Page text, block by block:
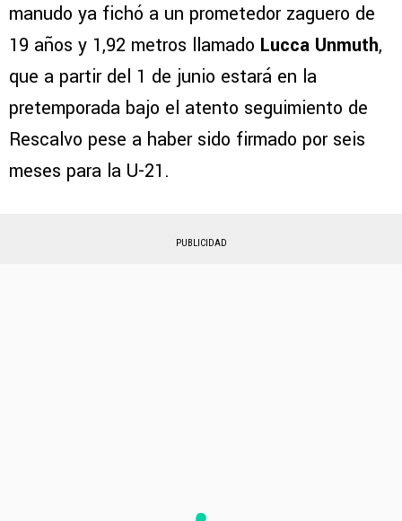
manudo ya fichó a un prometedor zaguero de
19 años y 1,92 metros llamado Lucca Unmuth,
que a partir del 1 de junio estará en la
pretemporada bajo el atento seguimiento de
Rescalvo pese a haber sido firmado por seis
meses para la U-21.
PUBLICIDAD